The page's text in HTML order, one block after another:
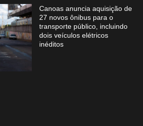
Canoas anuncia aquisição de
27 novos ônibus para o
transporte público, incluindo
dois veículos elétricos
inéditos